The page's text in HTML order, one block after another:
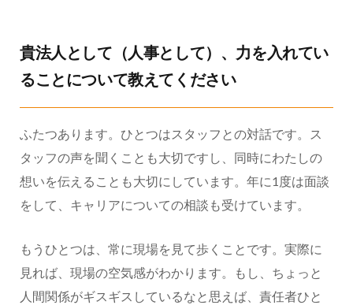
貴法人として（人事として）、力を入れてい
ることについて教えてください
ふたつあります。ひとつはスタッフとの対話です。ス
タッフの声を聞くことも大切ですし、同時にわたしの
想いを伝えることも大切にしています。年に1度は面談
をして、キャリアについての相談も受けています。
もうひとつは、常に現場を見て歩くことです。実際に
見れば、現場の空気感がわかります。もし、ちょっと
人間関係がギスギスしているなと思えば、責任者ひと